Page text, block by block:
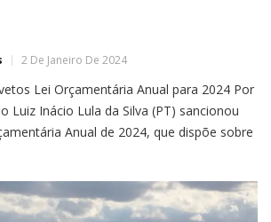
2 De Janeiro De 2024
Lei Orçamentária Anual para 2024 Por
Luiz Inácio Lula da Silva (PT) sancionou
Anual de 2024, que dispõe sobre